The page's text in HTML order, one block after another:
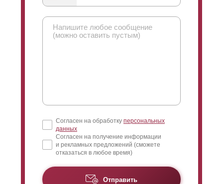
Согласен на обработку персональных
данных
Согласен на получение информации
и рекламных предложений (сможете
отказаться в любое время)
Отправить